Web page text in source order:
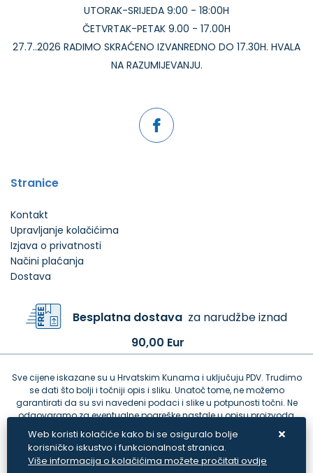
UTORAK-SRIJEDA 9:00 - 18:00H
ČETVRTAK-PETAK 9.00 - 17.00H
27.7..2026 RADIMO SKRAĆENO IZVANREDNO DO 17.30H. HVALA
NA RAZUMIJEVANJU.
Stranice
Kontakt
Upravljanje kolačićima
Izjava o privatnosti
Načini plaćanja
Dostava
Besplatna dostavaza narudžbe iznad
90,00 Eur
Sve cijene iskazane su u Hrvatskim Kunama i uključuju PDV. Trudimo
se dati što bolji i točniji opis i sliku. Unatoč tome, ne možemo
garantirati da su svi navedeni podaci i slike u potpunosti točni. Ne
odgovaramo za eventualne pogreške nastale u opisu proizvoda,
greške prilikom štampanja te promjene cijena.
Web koristi kolačiće kako bi se osiguralo bolje
korisničko iskustvo i funkcionalnost stranica.
Više informacija o kolačićima možete pročitati ovdje